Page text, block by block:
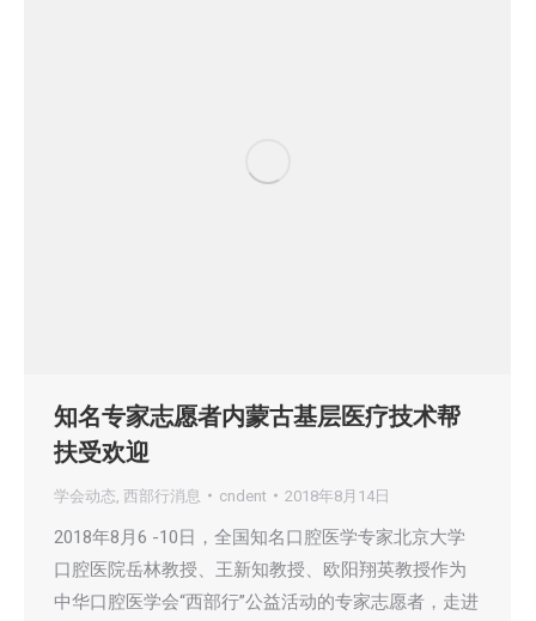
知名专家志愿者内蒙古基层医疗技术帮
扶受欢迎
学会动态 西部行消息 cndent 2018年8月14日
2018年8月6 -10日，全国知名口腔医学专家北京大学
口腔医院岳林教授、王新知教授、欧阳翔英教授作为
中华口腔医学会“西部行”公益活动的专家志愿者，走进